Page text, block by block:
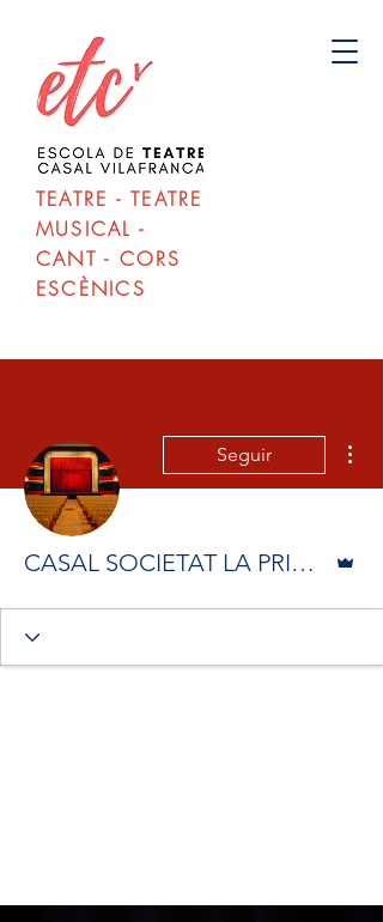
TEATRE - TEATRE
MUSICAL -
CANT - CORS
ESCÈNICS
Seguir
CASAL SOCIETAT LA PRINCIPAL